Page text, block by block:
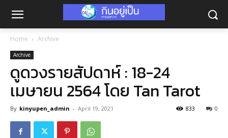
Home Archive
Archive
ดูดวงรายสัปดาห์ : 18-24
เมษายน 2564 โดย Tan Tarot
By kinyupen_admin - April 19, 2021 0
833